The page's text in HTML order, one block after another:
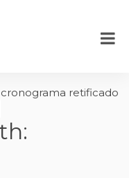
retificado